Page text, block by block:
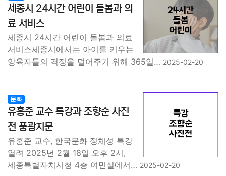
세종시 24시간 어린이 돌봄과 의
료 서비스
세종시 24시간 어린이 돌봄과 의료
서비스세종시에서는 아이를 키우는
양육자들의 걱정을 덜어주기 위해 365일… 2025-02-20
문화
유홍준 교수 특강과 조향순 사진
전 풍광지문
유홍준 교수, 한국문화 정체성 특강
열려 2025년 2월 18일 오후 2시,
세종특별자치시청 4층 여민실에서… 2025-02-20